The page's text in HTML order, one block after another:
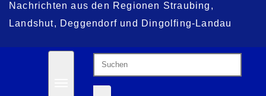
Nachrichten aus den Regionen Straubing,
Landshut, Deggendorf und Dingolfing-Landau